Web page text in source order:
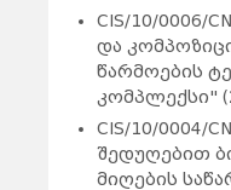
CIS/10/0006/
და
წარმოების
კომპლექსი"
CIS/10/0004/
შედუღებით
მიღების